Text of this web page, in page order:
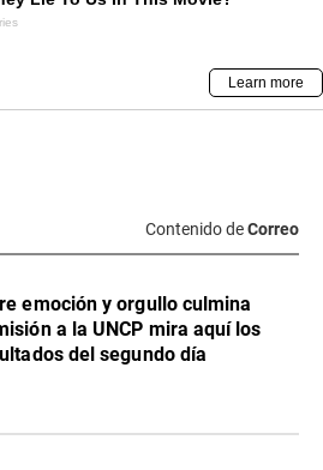
Contenido deCorreo
emoción y orgullo culmina
a la UNCP mira aquí los
del segundo día